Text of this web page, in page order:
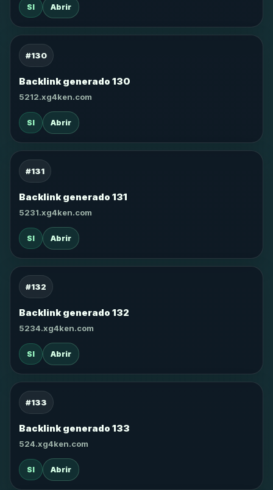
SI Abrir
#130
Backlink generado 130
5212.xg4ken.com
SI Abrir
#131
Backlink generado 131
5231.xg4ken.com
SI Abrir
#132
Backlink generado 132
5234.xg4ken.com
SI Abrir
#133
Backlink generado 133
524.xg4ken.com
SI Abrir